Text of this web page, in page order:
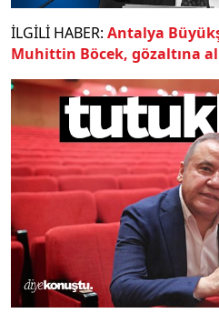
İLGİLİ HABER: Antalya
Muhittin Böcek, gözaltına